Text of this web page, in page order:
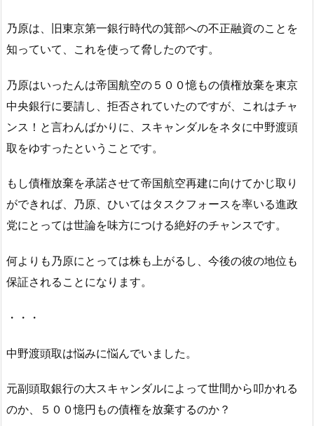
乃原は、旧東京第一銀行時代の箕部への不正融資のことを
知っていて、これを使って脅したのです。
乃原はいったんは帝国航空の５００憶もの債権放棄を東京
中央銀行に要請し、拒否されていたのですが、これはチャ
ンス！と言わんばかりに、スキャンダルをネタに中野渡頭
取をゆすったということです。
もし債権放棄を承諾させて帝国航空再建に向けてかじ取り
ができれば、乃原、ひいてはタスクフォースを率いる進政
党にとっては世論を味方につける絶好のチャンスです。
何よりも乃原にとっては株も上がるし、今後の彼の地位も
保証されることになります。
・・・
中野渡頭取は悩みに悩んでいました。
元副頭取銀行の大スキャンダルによって世間から叩かれる
のか、５００憶円もの債権を放棄するのか？